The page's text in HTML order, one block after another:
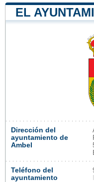
EL
Dirección del
ayuntamiento de
Ambel
Teléfono del
ayuntamiento